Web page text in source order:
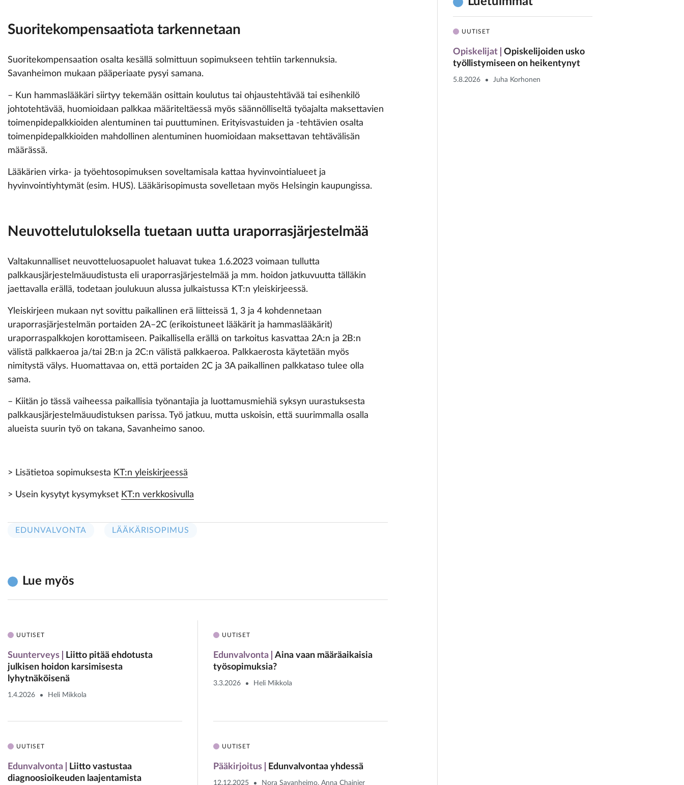
Suoritekompensaatiota tarkennetaan
Suoritekompensaation osalta kesällä solmittuun sopimukseen tehtiin tarkennuksia.
Savanheimon mukaan pääperiaate pysyi samana.
– Kun hammaslääkäri siirtyy tekemään osittain koulutus tai ohjaustehtävää tai esihenkilö
johtotehtävää, huomioidaan palkkaa määriteltäessä myös säännölliseltä työajalta maksettavien
toimenpidepalkkioiden alentuminen tai puuttuminen. Erityisvastuiden ja -tehtävien osalta
toimenpidepalkkioiden mahdollinen alentuminen huomioidaan maksettavan tehtävälisän
määrässä.
Lääkärien virka- ja työehtosopimuksen soveltamisala kattaa hyvinvointialueet ja
hyvinvointiyhtymät (esim. HUS). Lääkärisopimusta sovelletaan myös Helsingin kaupungissa.
Neuvottelutuloksella tuetaan uutta uraporrasjärjestelmää
Valtakunnalliset neuvotteluosapuolet haluavat tukea 1.6.2023 voimaan tullutta
palkkausjärjestelmäuudistusta eli uraporrasjärjestelmää ja mm. hoidon jatkuvuutta tälläkin
jaettavalla erällä, todetaan joulukuun alussa julkaistussa KT:n yleiskirjeessä.
Yleiskirjeen mukaan nyt sovittu paikallinen erä liitteissä 1, 3 ja 4 kohdennetaan
uraporrasjärjestelmän portaiden 2A–2C (erikoistuneet lääkärit ja hammaslääkärit)
uraporraspalkkojen korottamiseen. Paikallisella erällä on tarkoitus kasvattaa 2A:n ja 2B:n
välistä palkkaeroa ja/tai 2B:n ja 2C:n välistä palkkaeroa. Palkkaerosta käytetään myös
nimitystä välys. Huomattavaa on, että portaiden 2C ja 3A paikallinen palkkataso tulee olla
sama.
– Kiitän jo tässä vaiheessa paikallisia työnantajia ja luottamusmiehiä syksyn uurastuksesta
palkkausjärjestelmäuudistuksen parissa. Työ jatkuu, mutta uskoisin, että suurimmalla osalla
alueista suurin työ on takana, Savanheimo sanoo.
> Lisätietoa sopimuksesta KT:n yleiskirjeessä
> Usein kysytyt kysymykset KT:n verkkosivulla
EDUNVALVONTA LÄÄKÄRISOPIMUS
Lue myös
UUTISET
Suunterveys
Liitto pitää ehdotusta
julkisen hoidon karsimisesta
lyhytnäköisenä
1.4.2026 Heli Mikkola
UUTISET
Edunvalvonta
Aina vaan määräaikaisia
työsopimuksia?
3.3.2026 Heli Mikkola
UUTISET
Edunvalvonta
Liitto vastustaa
diagnoosioikeuden laajentamista
UUTISET
Pääkirjoitus Edunvalvontaa yhdessä
12.12.2025 Nora Savanheimo, Anna Chainier
UUTISET
Opiskelijat
Opiskelijoiden usko
työllistymiseen on heikentynyt
5.8.2026 Juha Korhonen